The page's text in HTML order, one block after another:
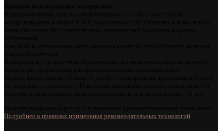
Подробнее о правилах применения рекомендательных технологий